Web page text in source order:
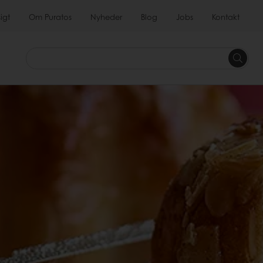
Om Puratos Nyheder Blog Jobs Kontakt